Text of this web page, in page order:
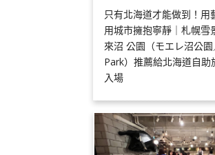
只有北海道才能做到！用
用城市擁抱寧靜｜札幌雪
來沼 公園（モエレ沼公
Park）推薦給北海道自助
入場